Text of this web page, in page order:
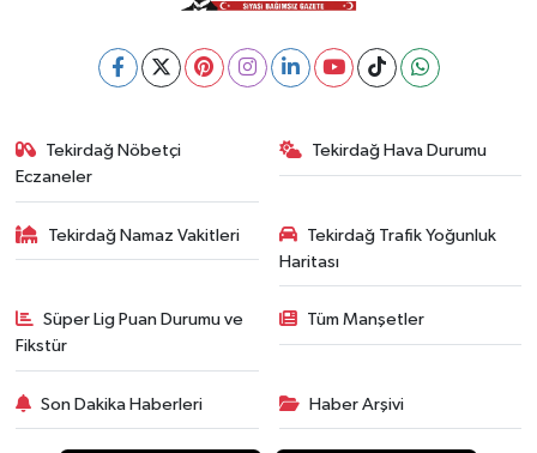
Tekirdağ Nöbetçi
Eczaneler
Tekirdağ Hava Durumu
Tekirdağ Namaz Vakitleri
Tekirdağ Trafik Yoğunluk
Haritası
Süper Lig Puan Durumu ve
Fikstür
Tüm Manşetler
Son Dakika Haberleri Haber Arşivi